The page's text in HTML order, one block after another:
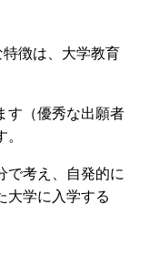
徴は、大学教育
す（優秀な出願者
で考え、自発的に
大学に入学する